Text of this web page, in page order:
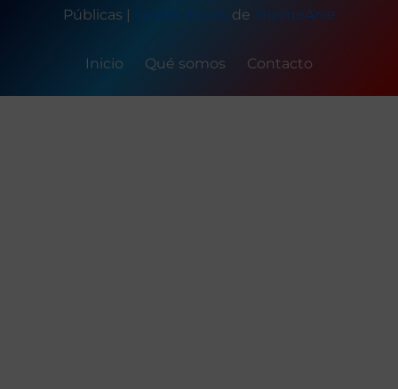
Públicas | Seattle News de ThemeArile
Inicio Qué somos Contacto